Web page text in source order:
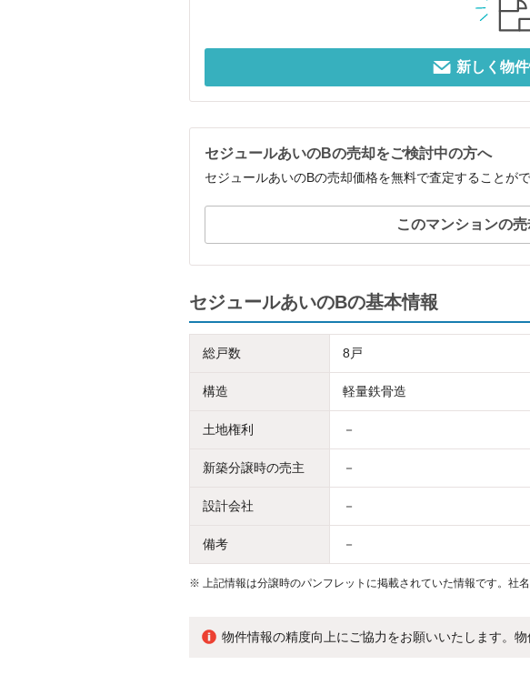
新しく物
セジュールあいのBの売却をご検討中の方へ
セジュールあいのBの売却価格を無料で査定することがで
このマンションの売
セジュールあいのBの基本情報
総戸数 8戸
構造 軽量鉄骨造
土地権利 －
新築分譲時の売主 －
設計会社 －
備考 －
※ 上記情報は分譲時のパンフレットに掲載されていた情報です。社
物件情報の精度向上にご協力をお願いいたします。